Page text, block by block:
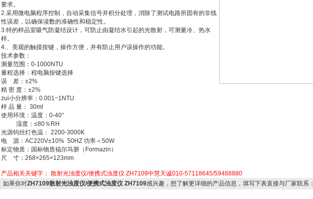
要求。
2.采用微电脑程序控制，自动采集信号并积分处理，消除了测试电路所固有的非线
性误差，以确保读数的准确性和稳定性。
3.特的样品室吸气防凝结设计，可防止由凝结水引起的光散射，可测量冷、热水
样。
4.、美观的触摸按键，操作方便，并有防止用户误操作的功能。
技术参数：
测量范围：0-1000NTU
量程选择：程电脑按键选择
误 差：±2%
精 密 度：±2%
zui小分辨率：0.001~1NTU
样 品 量： 30ml
使用环境：温度：0-40°
湿度：≤80％RH
光源钨丝灯色温： 2200-3000K
电 源：AC220V±10% 50HZ 功率＜50W
标定物质：国标物质福尔马肼（Formazin）
尺 寸：268×265×123mm
产品相关关键字： 散射光浊度仪/便携式浊度仪 ZH7109中慧天诚010-57118645/59488880
如果你对ZH7109散射光浊度仪/便携式浊度仪 ZH7109感兴趣，想了解更详细的产品信息，填写下表直接与厂家联系：